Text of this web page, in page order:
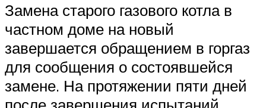
Замена старого газового котла в
частном доме на новый
завершается обращением в горгаз
для сообщения о состоявшейся
замене. На протяжении пяти дней